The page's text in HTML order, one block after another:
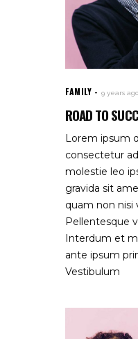
FAMILY 9 years ago
ROAD TO
Lorem ipsum
consectetur
molestie leo
gravida sit
quam non nisi
Pellentesque
Interdum et
ante ipsum
Vestibulum